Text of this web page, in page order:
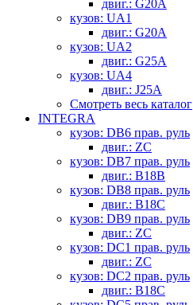
двиг.: G20A
кузов: UA1
двиг.: G20A
кузов: UA2
двиг.: G25A
кузов: UA4
двиг.: J25A
Смотреть весь каталог
INTEGRA
кузов: DB6 прав. руль
двиг.: ZC
кузов: DB7 прав. руль
двиг.: B18B
кузов: DB8 прав. руль
двиг.: B18C
кузов: DB9 прав. руль
двиг.: ZC
кузов: DC1 прав. руль
двиг.: ZC
кузов: DC2 прав. руль
двиг.: B18C